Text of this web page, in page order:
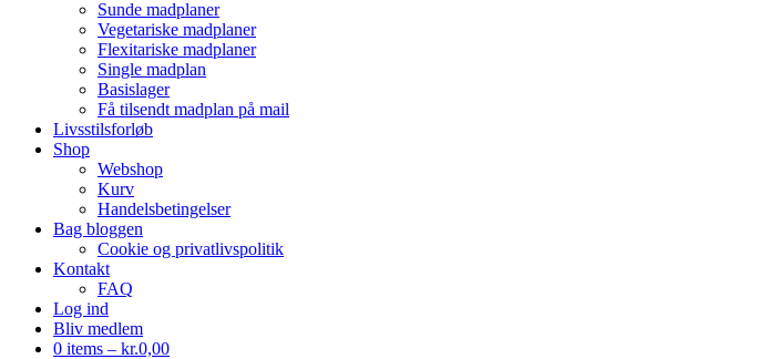
Sunde madplaner
Vegetariske madplaner
Flexitariske madplaner
Single madplan
Basislager
Få tilsendt madplan på mail
Livsstilsforløb
Shop
Webshop
Kurv
Handelsbetingelser
Bag bloggen
Cookie og privatlivspolitik
Kontakt
FAQ
Log ind
Bliv medlem
0 items – kr.0,00